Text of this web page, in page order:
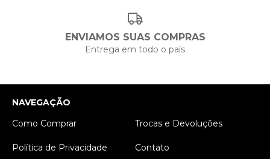
ENVIAMOS SUAS COMPRAS
Entrega em todo o país
NAVEGAÇÃO
Como Comprar
Trocas e Devoluções
Política de Privacidade Contato